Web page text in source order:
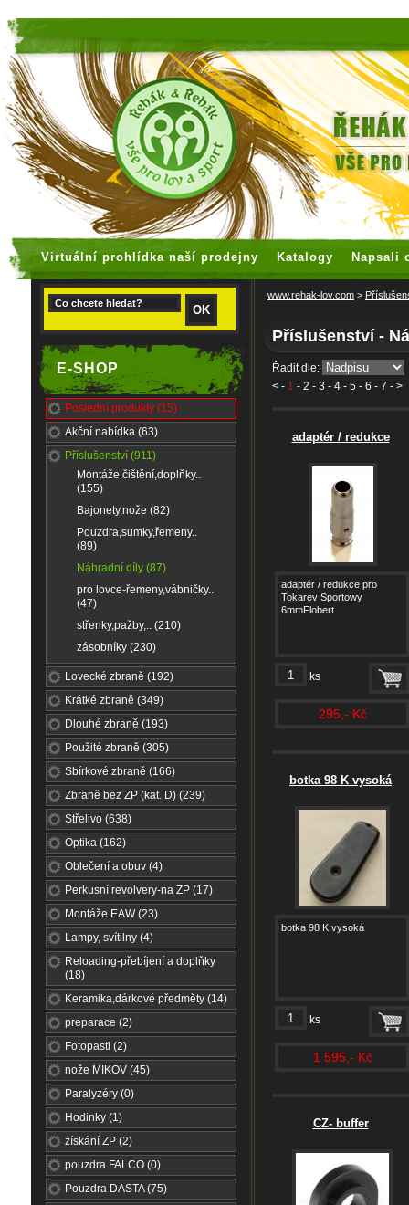
Virtuální prohlídka naší prodejny Katalogy Napsali
E-SHOP
Poslední produkty (15)
Akční nabídka (63)
Příslušenství (911)
Montáže,čištění,doplňky..
(155)
Bajonety,nože (82)
Pouzdra,sumky,řemeny..
(89)
Náhradní díly (87)
pro lovce-řemeny,vábničky..
(47)
střenky,pažby,.. (210)
zásobníky (230)
Lovecké zbraně (192)
Krátké zbraně (349)
Dlouhé zbraně (193)
Použité zbraně (305)
Sbírkové zbraně (166)
Zbraně bez ZP (kat. D) (239)
Střelivo (638)
Optika (162)
Oblečení a obuv (4)
Perkusní revolvery-na ZP (17)
Montáže EAW (23)
Lampy, svítilny (4)
Reloading-přebíjení a doplňky
(18)
Keramika,dárkové předměty (14)
preparace (2)
Fotopasti (2)
nože MIKOV (45)
Paralyzéry (0)
Hodinky (1)
získání ZP (2)
pouzdra FALCO (0)
Pouzdra DASTA (75)
www.rehak-lov.com >
Příslušenství -
Řadit dle:
< - 1 - 2 - 3 - 4 - 5 - 6 - 7 - >
adaptér / redukce
adaptér / redukce pro
Tokarev Sportowy
6mmFlobert
ks
295,- Kč
botka 98 K vysoká
botka 98 K vysoká
ks
1 595,- Kč
CZ- buffer